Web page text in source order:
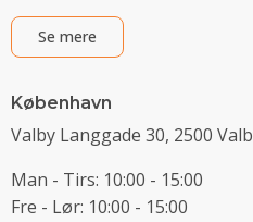
Se mere
København
Valby Langgade 30, 2500
Man - Tirs: 10:00 - 15:00
Fre - Lør: 10:00 - 15:00